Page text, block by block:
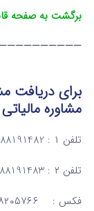
برگشت به صفحه
برای دریافت
مشاوره
تلفن ۱ : 02188191482
تلفن ۲ : 02188191483
فکس : ۸۸۲۰۵۷۶۶ ۲۱ ۹۸++